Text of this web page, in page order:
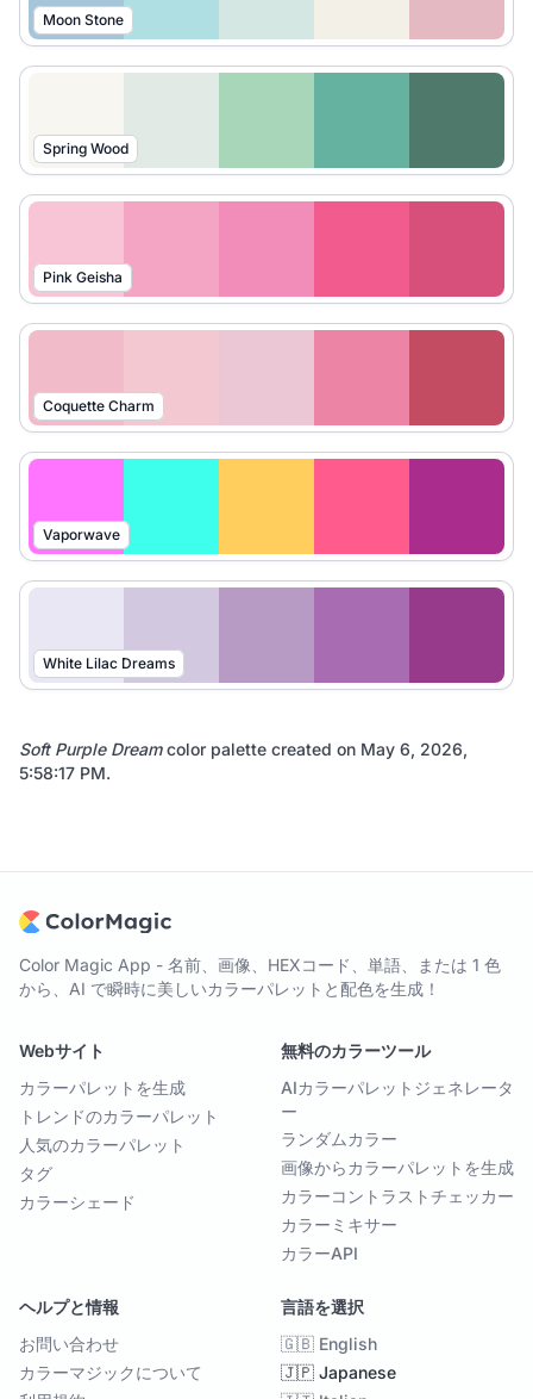
Moon Stone
Spring Wood
Pink Geisha
Coquette Charm
Vaporwave
White Lilac Dreams
Soft Purple Dreamcolor palette created on May 6, 2026,
5:58:17 PM.
Color Magic App - 名前、画像、HEXコード、単語、または 1 色
から、AI で瞬時に美しいカラーパレットと配色を生成！
Webサイト
カラーパレットを生成
トレンドのカラーパレット
人気のカラーパレット
タグ
カラーシェード
無料のカラーツール
AIカラーパレットジェネレータ
ー
ランダムカラー
画像からカラーパレットを生成
カラーコントラストチェッカー
カラーミキサー
カラーAPI
ヘルプと情報
お問い合わせ
カラーマジックについて
言語を選択
🇬🇧 English
🇯🇵 Japanese